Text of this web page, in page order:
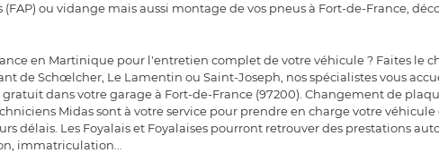
ou vidange mais aussi montage de vos pneus à Fort-de-France,
en Martinique pour l'entretien complet de votre véhicule ? Faites le
de Schœlcher, Le Lamentin ou Saint-Joseph, nos spécialistes vous
dans votre garage à Fort-de-France (97200). Changement de
Midas sont à votre service pour prendre en charge votre
délais. Les Foyalais et Foyalaises pourront retrouver des prestations
immatriculation…